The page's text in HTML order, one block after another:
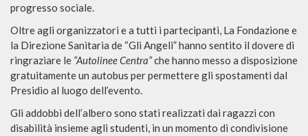
progresso sociale.
Oltre agli organizzatori e a tutti i partecipanti, La Fondazione e
la Direzione Sanitaria de “Gli Angeli” hanno sentito il dovere di
ringraziare le “Autolinee Centra”che hanno messo a disposizione
gratuitamente un autobus per permettere gli spostamenti dal
Presidio al luogo dell’evento.
Gli addobbi dell’albero sono stati realizzati dai ragazzi con
disabilità insieme agli studenti, in un momento di condivisione